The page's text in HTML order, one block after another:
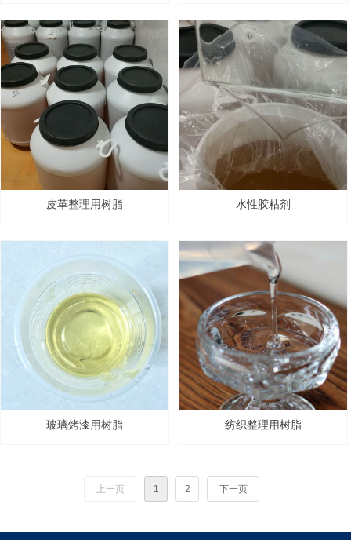
皮革整理用树脂 水性胶粘剂
玻璃烤漆用树脂 纺织整理用树脂
上一页 1 2 下一页